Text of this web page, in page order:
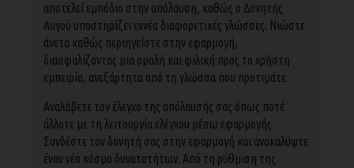
αποτελεί εμπόδιο στην απόλαυση, καθώς ο Δονητής
Αυγού υποστηρίζει εννέα διαφορετικές γλώσσες. Νιώστε
άνετα καθώς περιηγείστε στην εφαρμογή,
διασφαλίζοντας μια ομαλή και φιλική προς το χρήστη
εμπειρία, ανεξάρτητα από τη γλώσσα που προτιμάτε.
Αναλάβετε τον έλεγχο της απόλαυσής σας όπως ποτέ
άλλοτε με τη λειτουργία ελέγχου μέσω εφαρμογής.
Συνδέστε τον δονητή σας στην εφαρμογή και ανακαλύψτε
έναν νέο κόσμο δυνατοτήτων. Από τη ρύθμιση της